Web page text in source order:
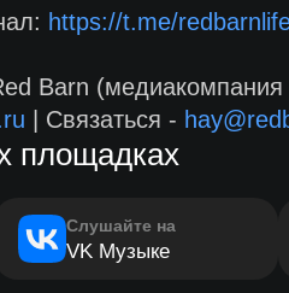
https://t.me/
Barn
| Связаться -
площадках
Слушайте на
VK Музыке